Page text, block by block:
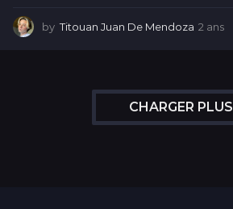
by Titouan Juan De Mendoza 2 ans
CHARGER PLUS